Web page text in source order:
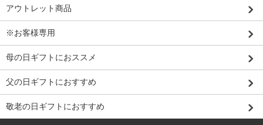
アウトレット商品
※お客様専用
母の日ギフトにおススメ
父の日ギフトにおすすめ
敬老の日ギフトにおすすめ